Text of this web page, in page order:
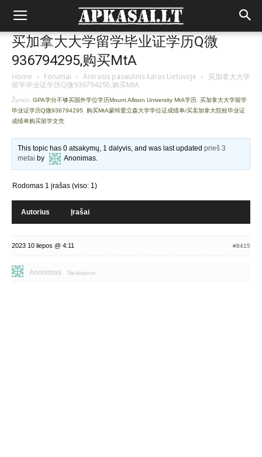
买加拿大大学留学毕业证学历Q微
936794295,购买MtA
Home › Forumai › Antrasis pasaulinis karas Lietuvoje › 买加拿大大学
留学毕业证学历Q微936794295,购买MtA
Žymos: GPA学分不够买国外学位学历Mount Allison University MtA学历 买加拿大大学留学
毕业证学历Q微936794295
购买MtA蒙特爱立森大学学位证成绩单/买卖加拿大院校毕业证
成绩单购买留学文凭
This topic has 0 atsakymų, 1 dalyvis, and was last updatedprieš 3
metai by Anonimas.
Rodomas 1 įrašas (viso: 1)
Autorius Įrašai
2023 10 liepos @ 4:11 #8415
Anonimas Neaktyvus